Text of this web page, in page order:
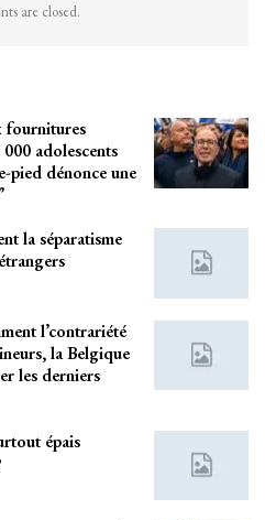
are closed.
fournitures
adolescents
pied dénonce une
la séparatisme
l’contrariété
la Belgique
les derniers
épais